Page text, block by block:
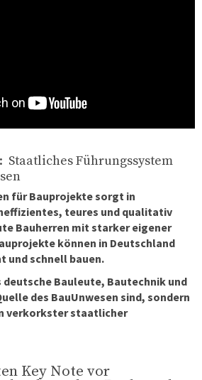
Staatliches Führungssystem
für Bauprojekte sorgt in
teures und qualitativ
Bauherren mit starker eigener
können in Deutschland
und schnell bauen.
Bauleute, Bautechnik und
des BauUnwesen sind, sondern
verkorkster staatlicher
Key Note vor